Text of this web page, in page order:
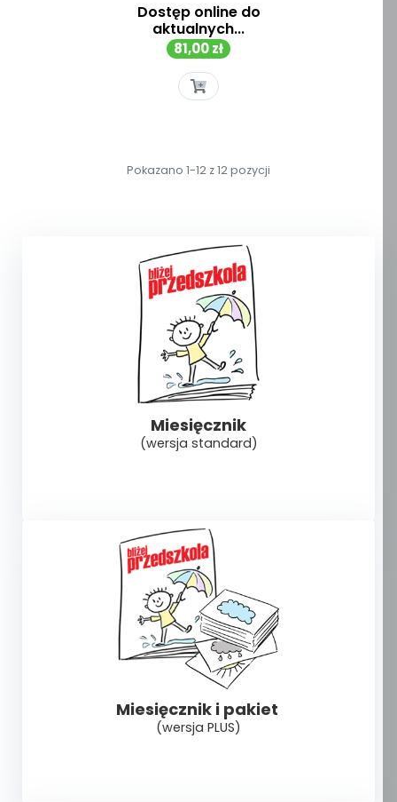
Dostęp online do
aktualnych...
Cena
81,00 zł
Pokazano 1-12 z 12 pozycji
Miesięcznik
(wersja standard)
Miesięcznik i pakiet
(wersja PLUS)